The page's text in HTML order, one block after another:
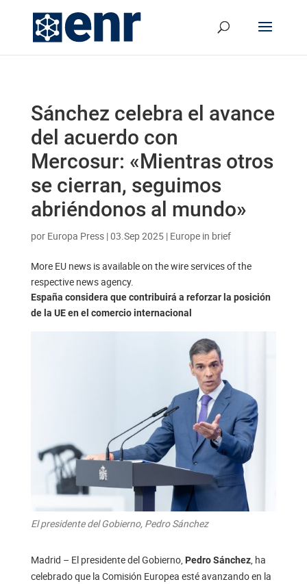
Sánchez celebra el avance
del acuerdo con
Mercosur: «Mientras otros
se cierran, seguimos
abriéndonos al mundo»
por Europa Press|03.Sep 2025| Europe in brief
More EU news is available on the wire services of the
respective news agency.
España considera que contribuirá a reforzar la posición
de la UE en el comercio internacional
El presidente del Gobierno, Pedro Sánchez
Madrid – El presidente del Gobierno, Pedro Sánchez, ha
celebrado que la Comisión Europea esté avanzando en la